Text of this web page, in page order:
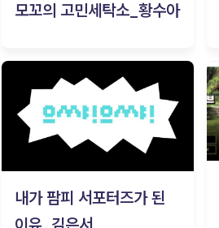
모꼬의 고민세탁소_황수아
내가 팜피 서포터즈가 된